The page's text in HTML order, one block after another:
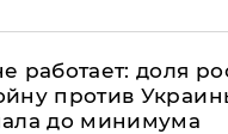
работает: доля
против
до минимума